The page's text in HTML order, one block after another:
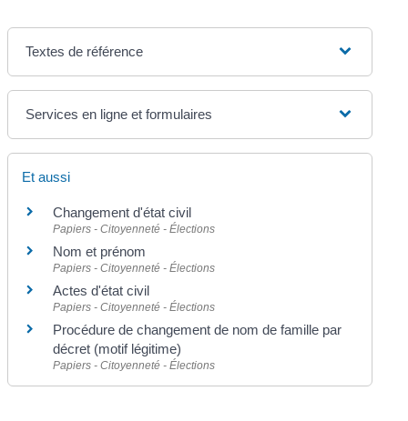
Textes de référence
Services en ligne et formulaires
Et aussi
Changement d'état civil
Papiers - Citoyenneté - Élections
Nom et prénom
Papiers - Citoyenneté - Élections
Actes d'état civil
Papiers - Citoyenneté - Élections
Procédure de changement de nom de famille par
décret (motif légitime)
Papiers - Citoyenneté - Élections